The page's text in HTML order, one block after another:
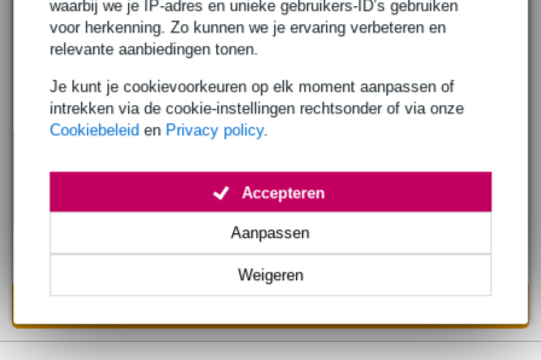
waarbij we je IP-adres en unieke gebruikers-ID’s gebruiken
voor herkenning. Zo kunnen we je ervaring verbeteren en
relevante aanbiedingen tonen.
Je kunt je cookievoorkeuren op elk moment aanpassen of
intrekken via de cookie-instellingen rechtsonder of via onze
Cookiebeleid en Privacy policy.
Weigeren
Aanpassen
Accepteren
Popu
ALTURA: Pro
Geprijsd
Altura FA34-C21R vierkant truss
hoekstuk 90 graden RC
Adviesprijs € 320,-
Op voorraad
Ook in1 winkelop voorraad